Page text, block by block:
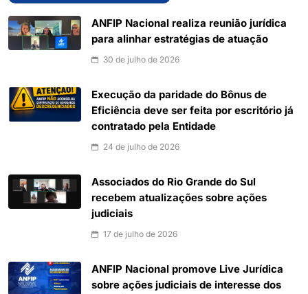
ANFIP Nacional realiza reunião jurídica
para alinhar estratégias de atuação
30 de julho de 2026
Execução da paridade do Bônus de
Eficiência deve ser feita por escritório já
contratado pela Entidade
24 de julho de 2026
Associados do Rio Grande do Sul
recebem atualizações sobre ações
judiciais
17 de julho de 2026
ANFIP Nacional promove Live Jurídica
sobre ações judiciais de interesse dos